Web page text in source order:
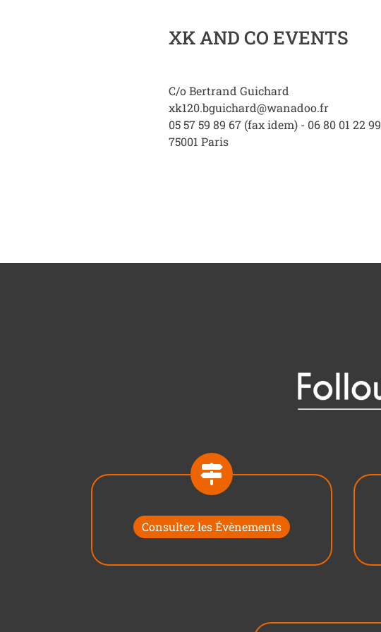
XK AND CO EVENTS
C/o Bertrand Guichard
xk120.bguichard@wanadoo.fr
05 57 59 89 67 (fax idem) - 06 80 01 22 99
75001 Paris
Consultez les Évènements